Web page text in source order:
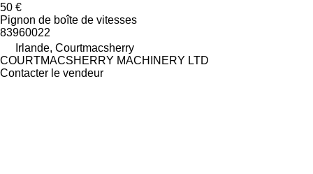
50 €
Pignon de boîte de vitesses
83960022
Irlande, Courtmacsherry
COURTMACSHERRY MACHINERY LTD
Contacter le vendeur